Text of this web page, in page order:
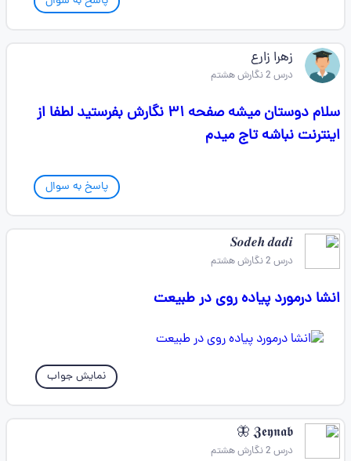
زهرا زارع
درس 2 نگارش هشتم
سلام دوستان میشه صفحه ۳۱ نگارش بفرستید لطفا از
اینترنت نباشه تاج میدم
پاسخ به سوال
𝑺𝒐𝒅𝒆𝒉 𝒅𝒂𝒅𝒊
درس 2 نگارش هشتم
انشا درمورد پیاده روی در طبیعت
نمایش جواب
𝖅𝖊𝖞𝖓𝖆𝖇 🦋
درس 2 نگارش هشتم